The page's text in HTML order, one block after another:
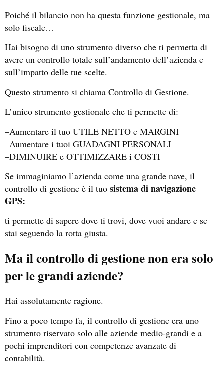
Poiché il bilancio non ha questa funzione gestionale, ma
solo fiscale…
Hai bisogno di uno strumento diverso che ti permetta di
avere un controllo totale sull’andamento dell’azienda e
sull’impatto delle tue scelte.
Questo strumento si chiama Controllo di Gestione.
L’unico strumento gestionale che ti permette di:
–Aumentare il tuo UTILE NETTO e MARGINI
–Aumentare i tuoi GUADAGNI PERSONALI
–DIMINUIRE e OTTIMIZZARE i COSTI
Se immaginiamo l’azienda come una grande nave, il
controllo di gestione è il tuo sistema di navigazione
GPS:
ti permette di sapere dove ti trovi, dove vuoi andare e se
stai seguendo la rotta giusta.
Ma il controllo di gestione non era solo
per le grandi aziende?
Hai assolutamente ragione.
Fino a poco tempo fa, il controllo di gestione era uno
strumento riservato solo alle aziende medio-grandi e a
pochi imprenditori con competenze avanzate di
contabilità.